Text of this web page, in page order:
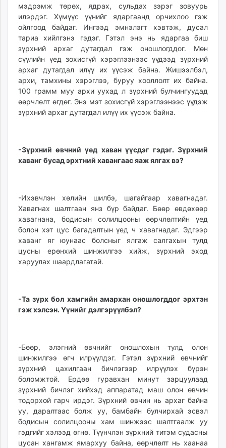
мэдрэмж төрөх, ядрах, сульдах зэрэг зовуурь
илэрдэг. Хүмүүс үүнийг ядаргаанд орчихлоо гэж
ойлгоод байдаг. Ингээд эмнэлэгт хэвтэж, дусал
тариа хийлгэнэ гэдэг. Гэтэл энэ нь ядаргаа биш
зүрхний архаг дутагдал гэж оношлогддог. Мөн
сүүлийн үед зохисгүй хэрэглээнээс үүдээд зүрхний
архаг дутагдал илүү их үүсэж байна. Жишээлбэл,
архи, тамхины хэрэглээ, буруу хооллолт их байна.
100 грамм муу архи уухад л зүрхний булчингуудад
өөрчлөлт өгдөг. Энэ мэт зохисгүй хэрэглээнээс үүдэж
зүрхний архаг дутагдал илүү их үүсэж байна.
-Зүрхний өвчний үед хаван үүсдэг гэдэг. Зүрхний
хаванг бусад эрхтний хавангаас яаж ялгах вэ?
-Ихэвчлэн хөлийн шилбэ, шагайгаар хавагнадаг.
Хавагнах шалтгаан янз бүр байдаг. Бөөр өвдөхөөр
хавагнана, бодисын солилцооны өөрчлөлтийн үед
болон хэт цус багадалтын үед ч хавагнадаг. Эдгээр
хаванг яг юунаас болсныг ялгаж салгахын тулд
цусны ерөнхий шинжилгээ хийж, зүрхний эход
харуулах шаардлагатай.
-Та зүрх бол хамгийн амархан оношлогддог эрхтэн
гэж хэлсэн. Үүнийг дэлгэрүүлбэл?
-Бөөр, элэгний өвчнийг оношлохын тулд олон
шинжилгээ өгч илрүүлдэг. Гэтэл зүрхний өвчнийг
зүрхний цахилгаан бичлэгээр илрүүлэх бүрэн
боломжтой. Ердөө гуравхан минут зарцуулаад
зүрхний бичлэг хийхэд аппаратад маш олон өвчин
тодорхой гарч ирдэг. Зүрхний өвчин нь архаг байна
уу, даралтаас болж уу, бамбайн булчирхай эсвэл
бодисын солилцооны хам шинжээс шалтгаалж уу
гэдгийг хэлээд өгнө. Түүнчлэн зүрхний титэм судасны
цусан хангамж ямархуу байна, өөрчлөлт нь хаанаа